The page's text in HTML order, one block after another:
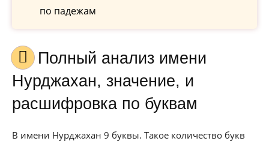
по падежам
Полный анализ имени
Нурджахан, значение, и
расшифровка по буквам
В имени Нурджахан 9 буквы. Такое количество букв